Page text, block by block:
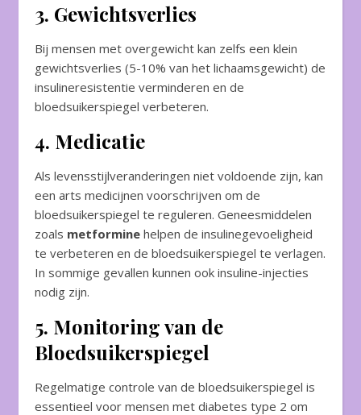
3. Gewichtsverlies
Bij mensen met overgewicht kan zelfs een klein
gewichtsverlies (5-10% van het lichaamsgewicht) de
insulineresistentie verminderen en de
bloedsuikerspiegel verbeteren.
4. Medicatie
Als levensstijlveranderingen niet voldoende zijn, kan
een arts medicijnen voorschrijven om de
bloedsuikerspiegel te reguleren. Geneesmiddelen
zoals metformine helpen de insulinegevoeligheid
te verbeteren en de bloedsuikerspiegel te verlagen.
In sommige gevallen kunnen ook insuline-injecties
nodig zijn.
5. Monitoring van de
Bloedsuikerspiegel
Regelmatige controle van de bloedsuikerspiegel is
essentieel voor mensen met diabetes type 2 om